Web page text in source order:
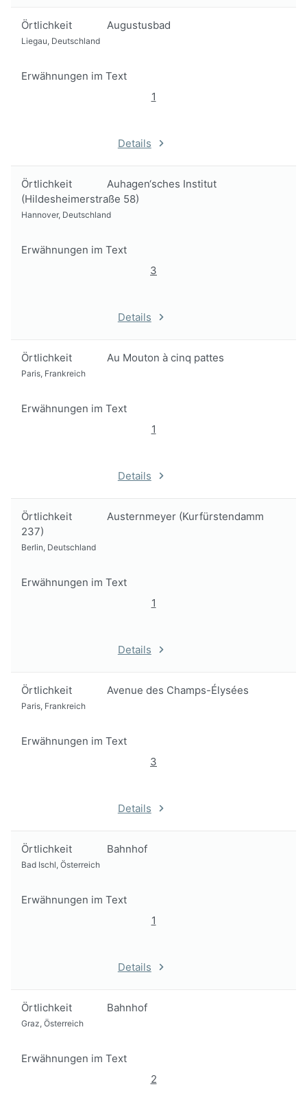
Örtlichkeit Augustusbad
Liegau, Deutschland
Erwähnungen im Text
1
Details
Örtlichkeit
Auhagen‘sches Institut
(Hildesheimerstraße 58)
Hannover, Deutschland
Erwähnungen im Text
3
Details
Örtlichkeit Au Mouton à cinq pattes
Paris, Frankreich
Erwähnungen im Text
1
Details
Örtlichkeit
Austernmeyer (Kurfürstendamm
237)
Berlin, Deutschland
Erwähnungen im Text
1
Details
Örtlichkeit Avenue des Champs-Élysées
Paris, Frankreich
Erwähnungen im Text
3
Details
Örtlichkeit Bahnhof
Bad Ischl, Österreich
Erwähnungen im Text
1
Details
Örtlichkeit Bahnhof
Graz, Österreich
Erwähnungen im Text
2